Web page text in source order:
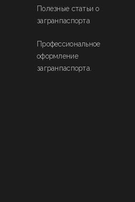
Полезные статьи о
загранпаспорта
Профессиональное
оформление
загранпаспорта.